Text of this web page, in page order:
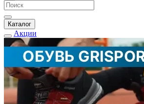
Каталог
Акции